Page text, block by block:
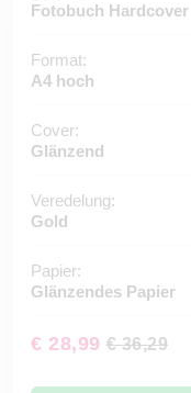
Fotobuch Hardcover
Format:
A4 hoch
Cover:
Glänzend
Veredelung:
Gold
Papier:
Glänzendes Papier
€ 28,99 € 36,29